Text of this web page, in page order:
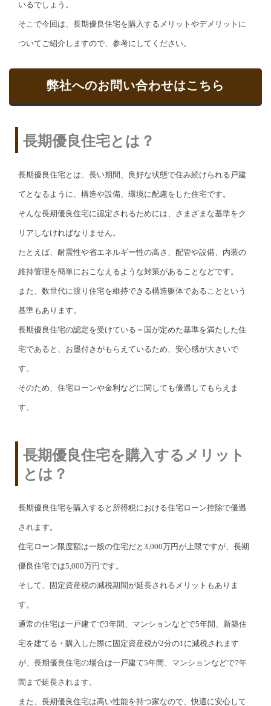
いるでしょう。
そこで今回は、長期優良住宅を購入するメリットやデメリットに
ついてご紹介しますので、参考にしてください。
弊社へのお問い合わせはこちら
長期優良住宅とは？
長期優良住宅とは、長い期間、良好な状態で住み続けられる戸建
てとなるように、構造や設備、環境に配慮をした住宅です。
そんな長期優良住宅に認定されるためには、さまざまな基準をク
リアしなければなりません。
たとえば、耐震性や省エネルギー性の高さ、配管や設備、内装の
維持管理を簡単におこなえるような対策があることなどです。
また、数世代に渡り住宅を維持できる構造躯体であることという
基準もあります。
長期優良住宅の認定を受けている＝国が定めた基準を満たした住
宅であると、お墨付きがもらえているため、安心感が大きいで
す。
そのため、住宅ローンや金利などに関しても優遇してもらえま
す。
長期優良住宅を購入するメリット
とは？
長期優良住宅を購入すると所得税における住宅ローン控除で優遇
されます。
住宅ローン限度額は一般の住宅だと3,000万円が上限ですが、長期
優良住宅では5,000万円です。
そして、固定資産税の減税期間が延長されるメリットもありま
す。
通常の住宅は一戸建てで3年間、マンションなどで5年間、新築住
宅を建てる・購入した際に固定資産税が2分の1に減税されます
が、長期優良住宅の場合は一戸建て5年間、マンションなどで7年
間まで延長されます。
また、長期優良住宅は高い性能を持つ家なので、快適に安心して